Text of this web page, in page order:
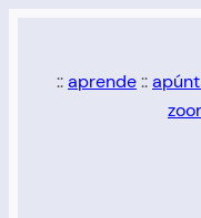
contenido
::aprende::